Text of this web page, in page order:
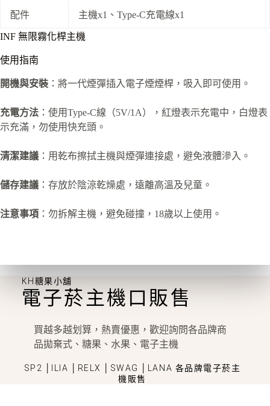
配件 主機x1、Type-C充電線x1
INF 無限霧化桿主機
使用指南
開機與安裝 ：將一代煙彈插入電子煙煙桿，吸入即可使用。
充電方法 ：使用Type-C線（5V/1A），紅燈表示充電中，白燈表
示充滿，勿使用快充頭。
清潔建議 ：用乾布擦拭主機與煙彈連接處，避免液體滲入。
儲存建議 ：存放於陰涼乾燥處，遠離高溫及兒童。
注意事項 ：勿拆解主機，避免碰撞，18歲以上使用。
KH糖果小舖
電子菸主機口販售
買越多越划算，熱賣優惠，歡迎詢問各品牌商
品拋棄式、糖果、水果、電子主機
SP2 │ILIA │RELX │SWAG │LANA 各品牌電子菸主
機販售